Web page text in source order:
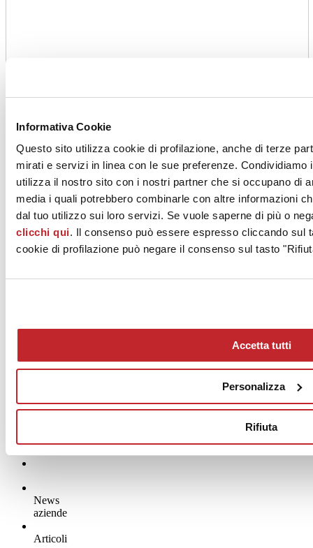
Informativa Cookie
Questo sito utilizza cookie di profilazione, anche di terze
mirati e servizi in linea con le sue preferenze.
utilizza il nostro sito con i nostri partner che si occupano di
media i quali potrebbero combinarle con altre informazioni
dal tuo utilizzo sui loro servizi. Se vuole saperne di più o
clicchi qui. Il consenso può essere espresso cliccando sul
cookie di profilazione può negare il consenso sul tasto
Accetta tutti
Personalizza
Rifiuta
News
aziende
Articoli